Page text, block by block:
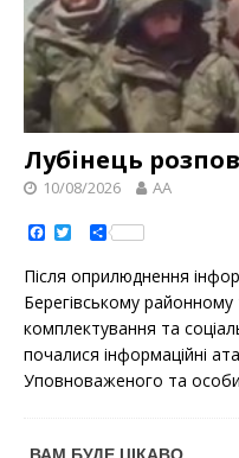
Лубінець
10/08/2026 AA
a
e
b
o
o
k
t
t
e
r
S
h
r
e
Після оприлюднення
Берегівському районному
комплектування та
почалися інформаційні
Уповноваженого та